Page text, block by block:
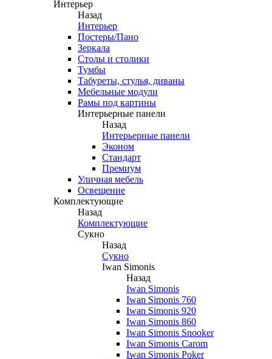
Интерьер
Назад
Интерьер
Постеры/Пано
Зеркала
Столы и столики
Тумбы
Табуреты, стулья, диваны
Мебельные модули
Рамы под картины
Интерьерные панели
Назад
Интерьерные панели
Эконом
Стандарт
Премиум
Уличная мебель
Освещение
Комплектующие
Назад
Комплектующие
Сукно
Назад
Сукно
Iwan Simonis
Назад
Iwan Simonis
Iwan Simonis 760
Iwan Simonis 920
Iwan Simonis 860
Iwan Simonis Snooker
Iwan Simonis Carom
Iwan Simonis Poker